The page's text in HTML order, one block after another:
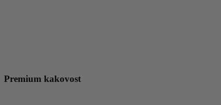
Premium kakovost